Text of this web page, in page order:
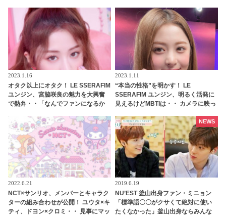
なるその意味とは？
2023.1.16
オタク以上にオタク！ LE SSERAFIM
ユンジン、宮脇咲良の魅力を大興奮
で熱弁・・「なんでファンになるか
かわいすぎる
2023.1.11
“本当の性格”を明かす！ LE
SSERAFIM ユンジン、明るく活発に
見えるけどMBTIは・・ カメラに映っ
内とは？
2022.6.21
NCT×サンリオ、メンバーとキャラク
ターの組み合わせが公開！ ユウタ×キ
ティ、ドヨン×クロミ・・ 見事にマッ
2019.6.19
NU’EST 釜山出身ファン・ミニョン
「標準語〇〇がクサくて絶対に使い
たくなかった」釜山出身ならみんな
NEWS